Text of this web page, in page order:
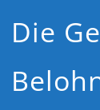
Die